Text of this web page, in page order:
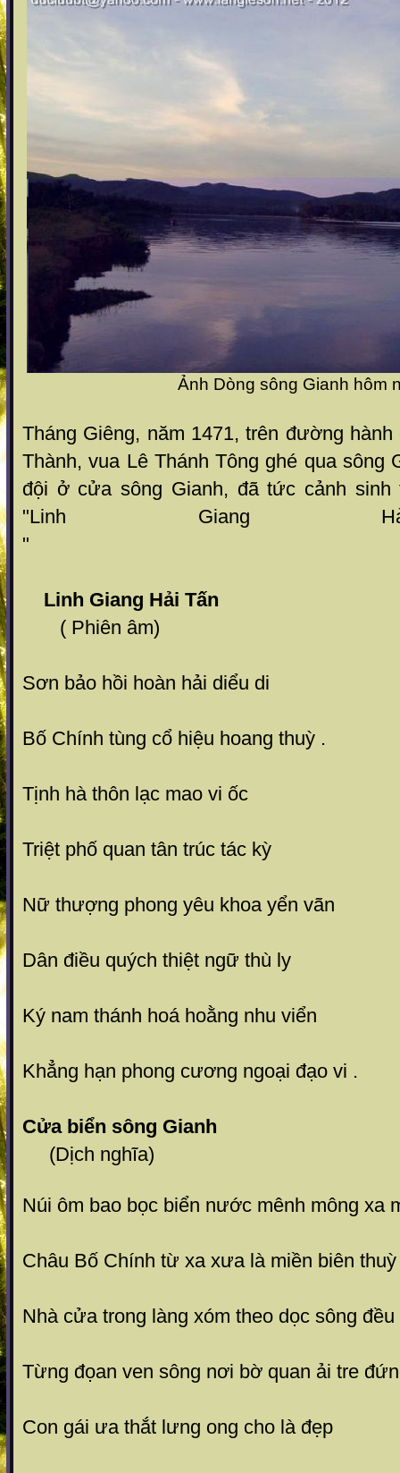
Ảnh Dòng sông Gianh hôm
Tháng Giêng, năm 1471, trên đường
Thành, vua Lê Thánh Tông ghé qua sông
đội ở cửa sông Gianh, đã tức cảnh
"Linh Giang
Linh Giang Hải Tấn
( Phiên âm)
Sơn bảo hồi hoàn hải diểu di
Bố Chính tùng cổ hiệu hoang thuỳ .
Tịnh hà thôn lạc mao vi ốc
Triệt phố quan tân trúc tác kỳ
Nữ thượng phong yêu khoa yển vãn
Dân điều quých thiệt ngữ thù ly
Ký nam thánh hoá hoằng nhu viển
Khẳng hạn phong cương ngoại đạo vi .
Cửa biển sông Gianh
(Dịch nghĩa)
Núi ôm bao bọc biển nước mênh mông xa
Châu Bố Chính từ xa xưa là miền biên
Nhà cửa trong làng xóm theo dọc sông
Từng đọan ven sông nơi bờ quan ải tre
Con gái ưa thắt lưng ong cho là đẹp